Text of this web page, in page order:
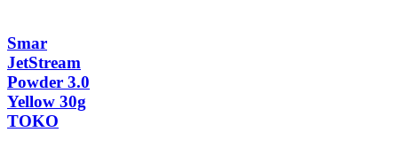
Smar
JetStream
Powder 3.0
Yellow 30g
TOKO